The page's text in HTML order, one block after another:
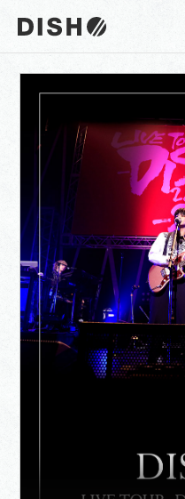
DISH// サイトトップへ